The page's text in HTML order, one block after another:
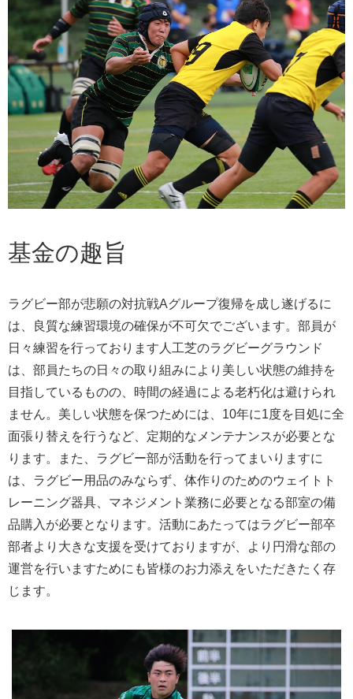
基金の趣旨
ラグビー部が悲願の対抗戦Aグループ復帰を成し遂げるに
は、良質な練習環境の確保が不可欠でございます。部員が
日々練習を行っております人工芝のラグビーグラウンド
は、部員たちの日々の取り組みにより美しい状態の維持を
目指しているものの、時間の経過による老朽化は避けられ
ません。美しい状態を保つためには、10年に1度を目処に全
面張り替えを行うなど、定期的なメンテナンスが必要とな
ります。また、ラグビー部が活動を行ってまいりますに
は、ラグビー用品のみならず、体作りのためのウェイトト
レーニング器具、マネジメント業務に必要となる部室の備
品購入が必要となります。活動にあたってはラグビー部卒
部者より大きな支援を受けておりますが、より円滑な部の
運営を行いますためにも皆様のお力添えをいただきたく存
じます。